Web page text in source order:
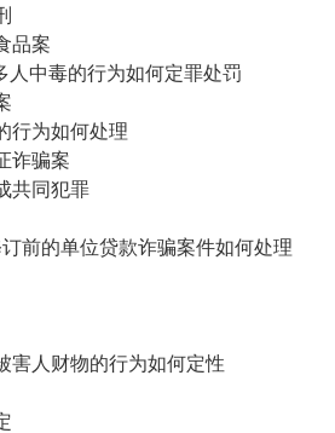
品案
中毒的行为如何定罪处罚
行为如何处理
诈骗案
共同犯罪
前的单位贷款诈骗案件如何处理
人财物的行为如何定性